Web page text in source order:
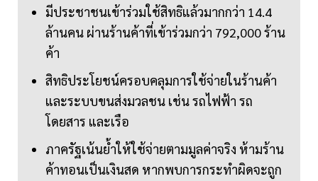
มีประชาชนเข้าร่วมใช้สิทธิแล้วมากกว่า 14.4
ล้านคน ผ่านร้านค้าที่เข้าร่วมกว่า 792,000 ร้าน
ค้า
สิทธิประโยชน์ครอบคลุมการใช้จ่ายในร้านค้า
และระบบขนส่งมวลชน เช่น รถไฟฟ้า รถ
โดยสาร และเรือ
ภาครัฐเน้นย้ำให้ใช้จ่ายตามมูลค่าจริง ห้ามร้าน
ค้าทอนเป็นเงินสด หากพบการกระทำผิดจะถูก